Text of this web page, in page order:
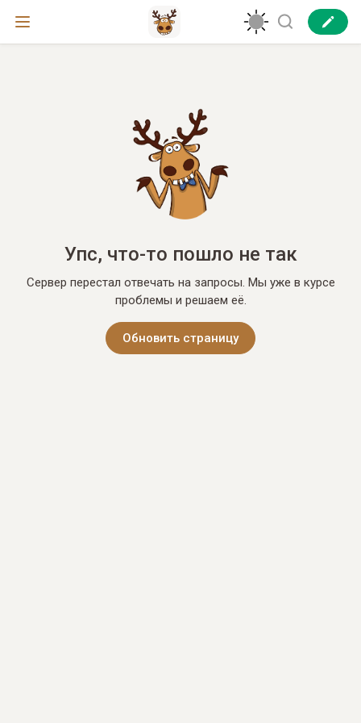
Упс, что-то пошло не так
Сервер перестал отвечать на запросы. Мы уже в курсе
проблемы и решаем её.
Обновить страницу